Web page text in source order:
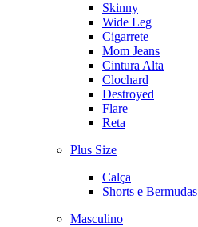
Skinny
Wide Leg
Cigarrete
Mom Jeans
Cintura Alta
Clochard
Destroyed
Flare
Reta
Plus Size
Calça
Shorts e Bermudas
Masculino